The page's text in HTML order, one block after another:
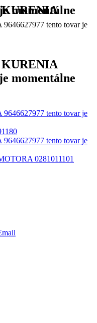
KURENIA
momentálne
0281011101